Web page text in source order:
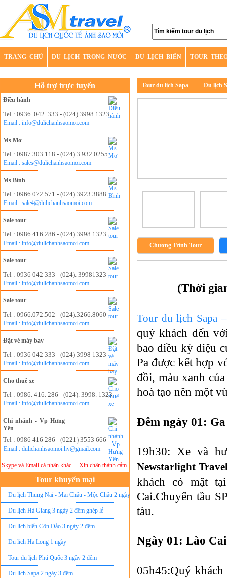
TRANG CHỦ DU LỊCH TRONG NƯỚC DU LỊCH BIỂN TOUR
Hỗ trợ trực tuyến
Điều hành
Tel : 0936. 042. 333 - (024) 3998 1323
Email : info@dulichanhsaomoi.com
Ms Mơ
Tel : 0987.303.118 - (024) 3.932.0255
Email : sales@dulichanhsaomoi.com
Ms Bình
Tel : 0966.072.571 - (024) 3923 3888
Email : sale4@dulichanhsaomoi.com
Sale tour
Tel : 0986 416 286 - (024) 3998 1323
Email : info@dulichanhsaomoi.com
Sale tour
Tel : 0936 042 333 - (024). 39981323
Email : info@dulichanhsaomoi.com
Sale tour
Tel : 0966.072.502 - (024).3266.8060
Email : info@dulichanhsaomoi.com
Đặt vé máy bay
Tel : 0936 042 333 - (024) 3998 1323
Email : info@dulichanhsaomoi.com
Cho thuê xe
Tel : 0986. 416. 286 - (024). 3998. 1323
Email : info@dulichanhsaomoi.com
Chi nhánh - Vp Hưng
Yên
Tel : 0986 416 286 - (0221) 3553 666
Email : dulichanhsaomoi.hy@gmail.com
Lưu ý:DU LỊCH ÁNH SAO MỚI
và Email cá nhân khác ... Xin chân thành cảm ơn!
Tour khuyến mại
Du lịch Thung Nai - Mai Châu - Mộc Châu 2 ngày
ghép lẻ
Du lịch Hà Giang 3 ngày 2 đêm ghép lẻ
Du lịch biển Côn Đảo 3 ngày 2 đêm
Du lịch Hạ Long 1 ngày
Tour du lịch Phú Quốc 3 ngày 2 đêm
Du lịch Sapa 2 ngày 3 đêm
Tour du lịch Sapa Du lịch
Chương Trình Tour
(Thời
Tour du lịch Sapa
quý khách đến
bao điều kỳ diệu
Pa được kết hợp
đồi, màu xanh
hoà tạo nên một
Đêm ngày 01:
19h30: Xe và
Newstarlight
khách có mặt
Cai.Chuyến tầu
tàu.
Ngày 01: Lào
05h45:Quý